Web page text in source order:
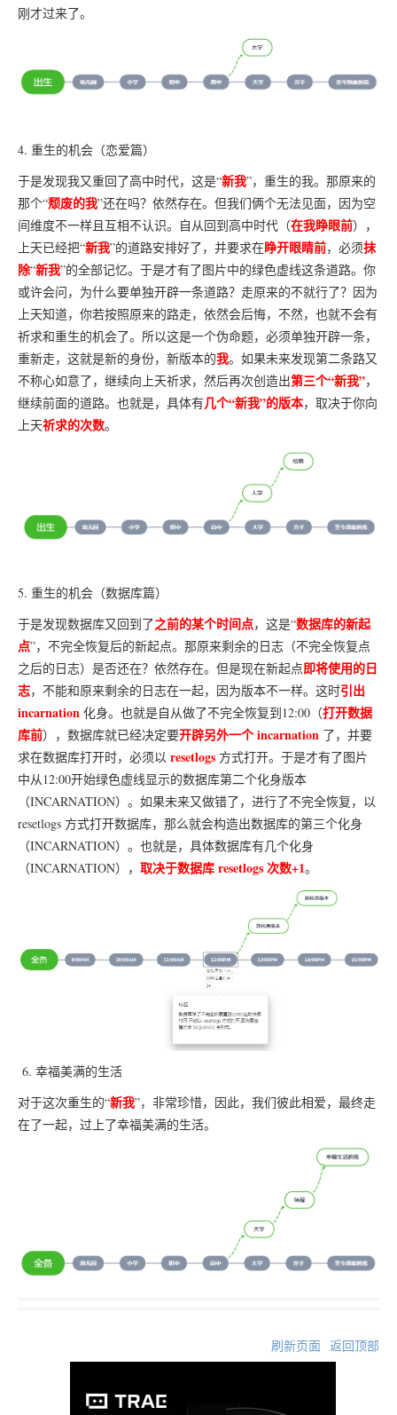
刚才过来了。
4. 重生的机会（恋爱篇）
于是发现我又重回了高中时代，这是“新我”，重生的我。那原来的
那个“颓废的我”还在吗？依然存在。但我们俩个无法见面，因为空
间维度不一样且互相不认识。自从回到高中时代（在我睁眼前），
上天已经把“新我”的道路安排好了，并要求在睁开眼睛前，必须抹
除“新我”的全部记忆。于是才有了图片中的绿色虚线这条道路。你
或许会问，为什么要单独开辟一条道路？走原来的不就行了？因为
上天知道，你若按照原来的路走，依然会后悔，不然，也就不会有
祈求和重生的机会了。所以这是一个伪命题，必须单独开辟一条，
重新走，这就是新的身份，新版本的我。如果未来发现第二条路又
不称心如意了，继续向上天祈求，然后再次创造出第三个“新我”，
继续前面的道路。也就是，具体有几个“新我”的版本，取决于你向
上天祈求的次数。
5. 重生的机会（数据库篇）
于是发现数据库又回到了之前的某个时间点，这是“数据库的新起
点”，不完全恢复后的新起点。那原来剩余的日志（不完全恢复点
之后的日志）是否还在？依然存在。但是现在新起点即将使用的日
志，不能和原来剩余的日志在一起，因为版本不一样。这时引出
incarnation 化身。也就是自从做了不完全恢复到12:00（打开数据
库前），数据库就已经决定要开辟另外一个 incarnation 了，并要
求在数据库打开时，必须以 resetlogs 方式打开。于是才有了图片
中从12:00开始绿色虚线显示的数据库第二个化身版本
（INCARNATION）。如果未来又做错了，进行了不完全恢复，以
resetlogs 方式打开数据库，那么就会构造出数据库的第三个化身
（INCARNATION）。也就是，具体数据库有几个化身
（INCARNATION）， 取决于数据库 resetlogs 次数+1。
6. 幸福美满的生活
对于这次重生的“新我”，非常珍惜，因此，我们彼此相爱，最终走
在了一起，过上了幸福美满的生活。
刷新页面 返回顶部